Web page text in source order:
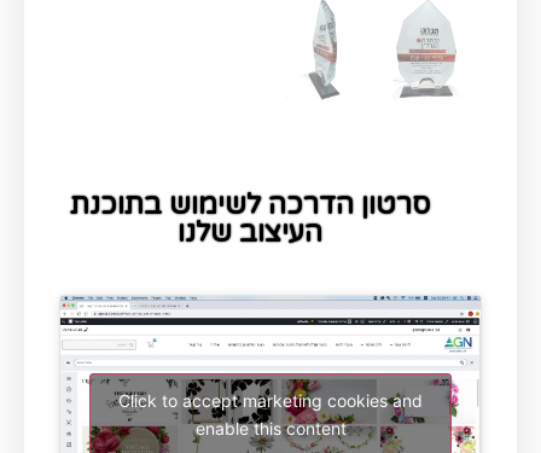
סרטון הדרכה לשימוש בתוכנת
העיצוב שלנו
Click to accept marketing cookies and
enable this content